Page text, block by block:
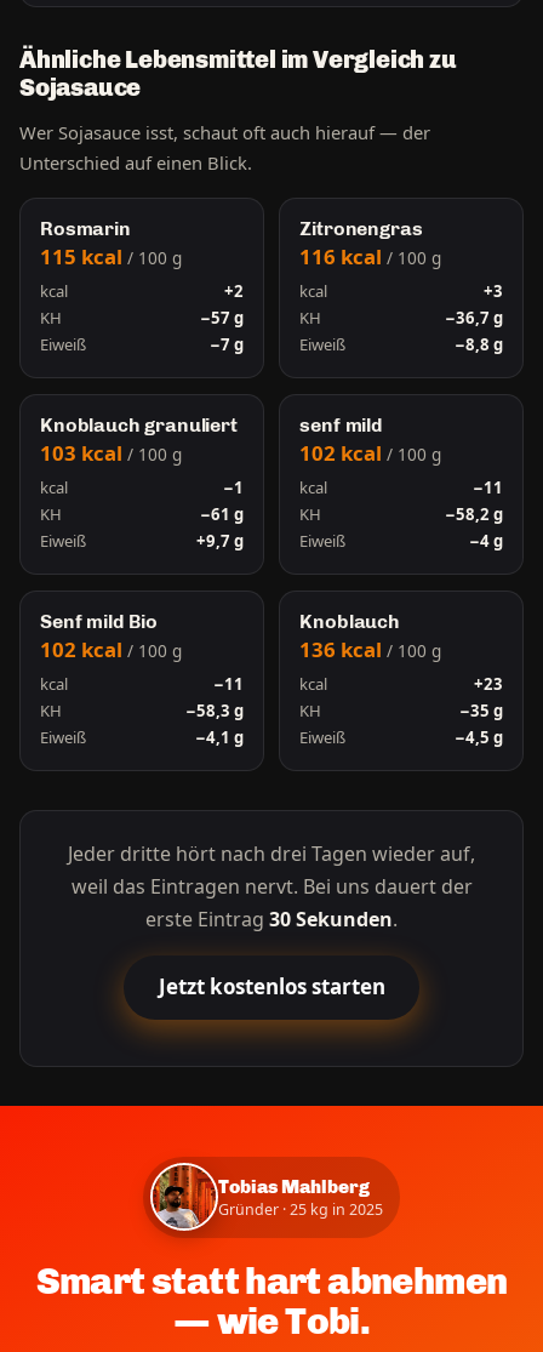
Ähnliche Lebensmittel im Vergleich zu
Sojasauce
Wer Sojasauce isst, schaut oft auch hierauf — der
Unterschied auf einen Blick.
Rosmarin
115 kcal / 100 g
kcal
+2
KH
−57 g
Eiweiß
−7 g
Zitronengras
116 kcal/ 100 g
kcal
+3
KH
−36,7 g
Eiweiß
−8,8 g
Knoblauch granuliert
103 kcal / 100 g
kcal
−1
KH
−61 g
Eiweiß
+9,7 g
senf mild
102 kcal/ 100 g
kcal
−11
KH
−58,2 g
Eiweiß
−4 g
Senf mild Bio
102 kcal / 100 g
kcal
−11
KH
−58,3 g
Eiweiß
−4,1 g
Knoblauch
136 kcal/ 100 g
kcal
+23
KH
−35 g
Eiweiß
−4,5 g
Jeder dritte hört nach drei Tagen wieder auf,
weil das Eintragen nervt. Bei uns dauert der
erste Eintrag 30 Sekunden.
Jetzt kostenlos starten
Tobias Mahlberg
Gründer · 25 kg in 2025
Smart statt hart abnehmen
— wie Tobi.